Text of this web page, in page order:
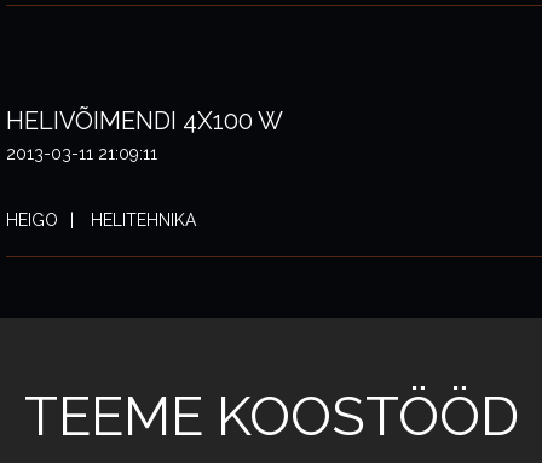
HELIVÕIMENDI 4X100 W
2013-03-11 21:09:11
HEIGO HELITEHNIKA
TEEME KOOSTÖÖD